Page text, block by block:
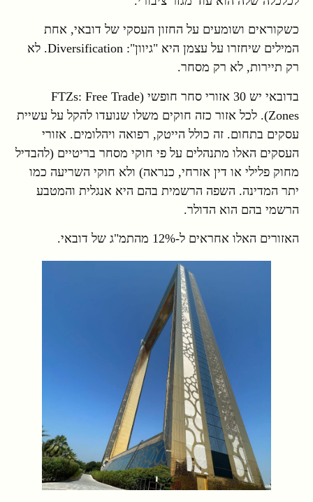
כשקוראים ושומעים על החזון העסקי של דובאי, אחת
המילים שיחזרו על עצמן היא "גיוון": Diversification. לא
רק תיירות, לא רק מסחר.
בדובאי יש 30 אזורי סחר חופשי (FTZs: Free Trade
Zones). לכל אזור כזה חוקים משלו שנועדו להקל על עשיית
עסקים בתחום. זה כולל הייטק, רפואה ויהלומים. אזורי
העסקים האלו מתנהלים על פי חוקי מסחר בריטיים (להבדיל
מחוק פלילי או דין אזרחי, כנראה) ולא חוקי השריעה כמו
יתר המדינה. השפה הרשמית בהם היא אנגלית והמטבע
הרשמי בהם הוא הדולר.
האזורים האלו אחראים ל-12% מהתמ"ג של דובאי.